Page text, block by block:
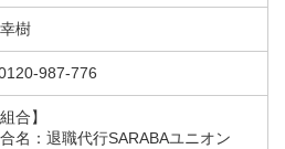
樹
987-776
合】
名：退職代行SARABAユニオン